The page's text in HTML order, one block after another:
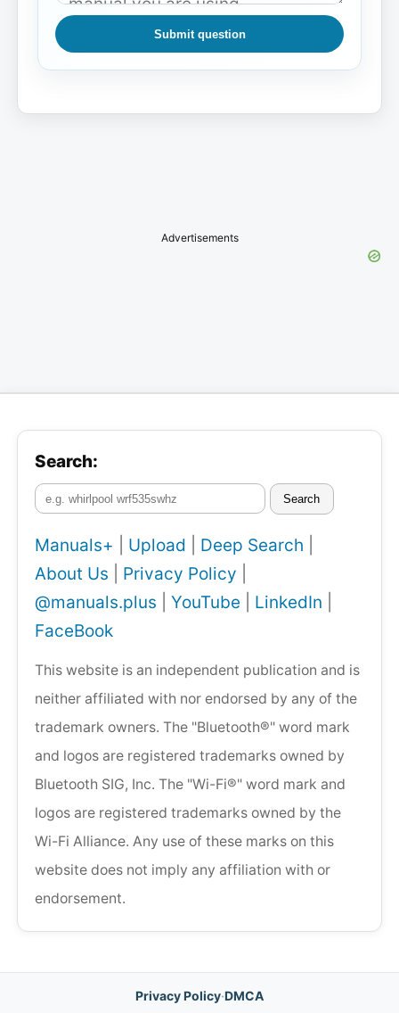
Submit question
Advertisements
Search:
Search
Manuals+ Upload Deep Search
About Us
Privacy Policy
@manuals.plus
YouTube LinkedIn
FaceBook
This website is an independent publication and is
neither affiliated with nor endorsed by any of the
trademark owners. The "Bluetooth®" word mark
and logos are registered trademarks owned by
Bluetooth SIG, Inc. The "Wi-Fi®" word mark and
logos are registered trademarks owned by the
Wi-Fi Alliance. Any use of these marks on this
website does not imply any affiliation with or
endorsement.
Privacy Policy·DMCA